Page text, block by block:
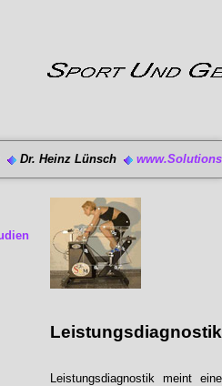
Dr. Heinz Lünsch
Leistungsdiagnostik meint